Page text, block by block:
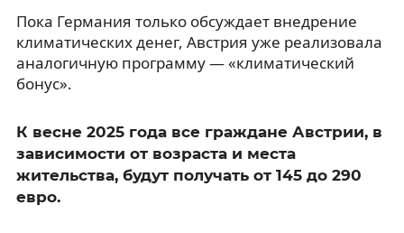
Пока Германия только обсуждает внедрение
климатических денег, Австрия уже реализовала
аналогичную программу — «климатический
бонус».
К весне 2025 года все граждане Австрии, в
зависимости от возраста и места
жительства, будут получать от 145 до 290
евро.